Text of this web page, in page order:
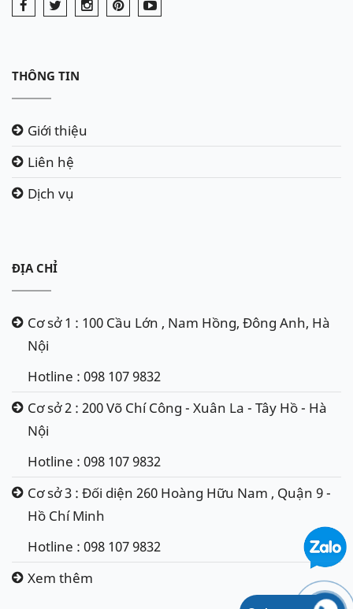
THÔNG TIN
Giới thiệu
Liên hệ
Dịch vụ
ĐỊA CHỈ
Cơ sở 1 : 100 Cầu Lớn , Nam Hồng, Đông Anh, Hà
Nội
Hotline : 098 107 9832
Cơ sở 2 : 200 Võ Chí Công - Xuân La - Tây Hồ - Hà
Nội
Hotline : 098 107 9832
Cơ sở 3 : Đối diện 260 Hoàng Hữu Nam , Quận 9 -
Hồ Chí Minh
Hotline : 098 107 9832
Xem thêm